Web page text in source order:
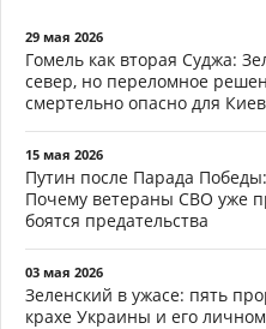
29 мая 2026
Гомель как вторая Суджа:
север, но переломное
смертельно опасно для
15 мая 2026
Путин после Парада
Почему ветераны СВО уже
боятся предательства
03 мая 2026
Зеленский в ужасе: пять
крахе Украины и его